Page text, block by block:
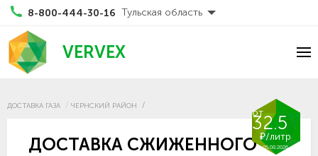
8-800-444-30-16 Тульская область
VERVEX
ДОСТАВКА ГАЗА ЧЕРНСКИЙ РАЙОН
от
32.5
₽/литр
05.08.2026
ДОСТАВКА СЖИЖЕННОГО